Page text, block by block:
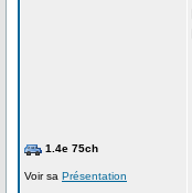
1.4e 75ch
Voir sa Présentation